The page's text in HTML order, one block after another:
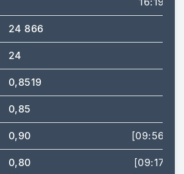
24 866
24
0,8519
0,85
0,90 [09:56]
0,80 [09:17]